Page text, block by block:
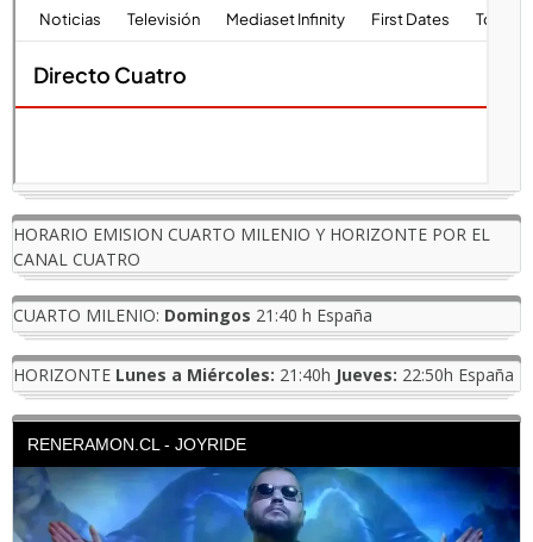
HORARIO EMISION CUARTO MILENIO Y HORIZONTE POR EL
CANAL CUATRO
CUARTO MILENIO: Domingos 21:40 h España
HORIZONTE Lunes a Miércoles: 21:40h Jueves: 22:50h España